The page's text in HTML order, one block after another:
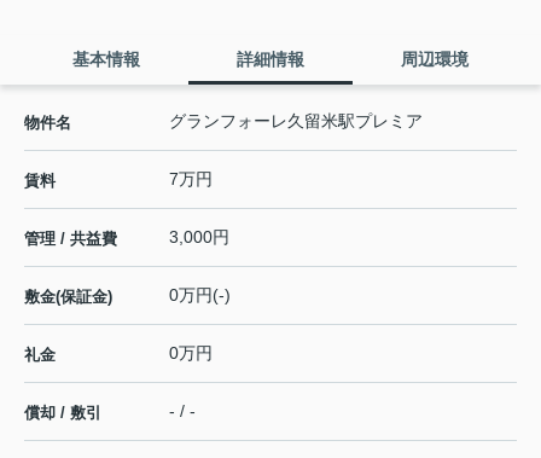
基本情報 詳細情報 周辺環境
物件名 グランフォーレ久留米駅プレミア
賃料 7万円
管理 / 共益費 3,000円
敷金(保証金) 0万円(-)
礼金 0万円
償却 / 敷引 - / -